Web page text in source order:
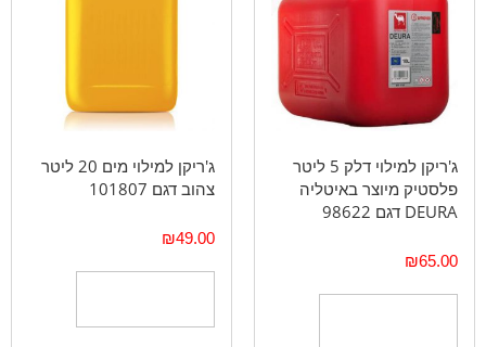
ג'ריקן למילוי דלק 5 ליטר
פלסטיק מיוצר באיטליה
DEURA דגם 98622
₪65.00
ג'ריקן למילוי מים 20 ליטר
צהוב דגם 101807
₪49.00